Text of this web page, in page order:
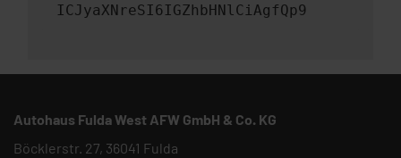
ICJyaXNreSI6IGZhbHNlCiAgfQp9
Autohaus Fulda West AFW GmbH & Co. KG
Böcklerstr. 27, 36041 Fulda